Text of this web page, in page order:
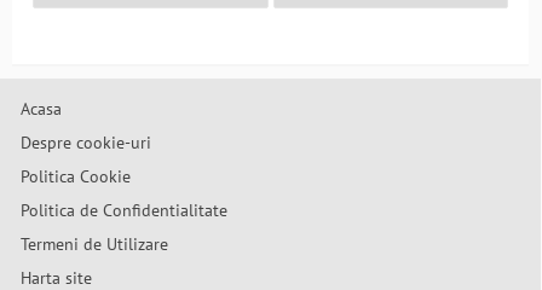
Acasa
Despre cookie-uri
Politica Cookie
Politica de Confidentialitate
Termeni de Utilizare
Harta site